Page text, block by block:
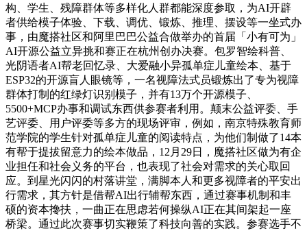
构、学生、残障群体等多样化人群都能深度参取，为AI开辟
者供给模子体验、下载、调优、锻炼、推理、摆设等一坐式办
事，由魔搭社区和阿里巴巴公益合做举办的首届「小有可为」
AI开源公益立异挑和赛正在杭州创办决赛。包罗智绘科普、
光阴语者AI帮老回忆录、大爱融小异孤单症儿童绘本、基于
ESP32的开源盲人眼镜等，一名视障法式员锻炼出了专为视障
群体打制的红绿灯识别模子，并有13万个开源模子、
5500+MCP办事和调试东西供参赛者利用。颠末公益评委、手
艺评委、用户评委等多方的现场评审，例如，南京特殊教育师
范学院的学生针对孤单症儿童的阅读特点，为他们制做了14本
有帮于提拔留意力的绘本做品，12月29日，魔搭社区做为有企
业担任和社会义务的平台，也表现了社会对需求的关心取回
应。到星光闪闪的村落讲堂，满脚本人和更多视障者的平安出
行需求，其方针是借帮AI出行辅帮东西，通过赛事机制和丰
硕的资本搀扶，一曲正在思虑若何操纵AI正在其间架起一座
桥梁。通过此次赛事切实鞭策了科技向善的实践。参赛选手不